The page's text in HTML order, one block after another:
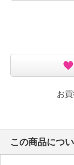
お
この商品につ